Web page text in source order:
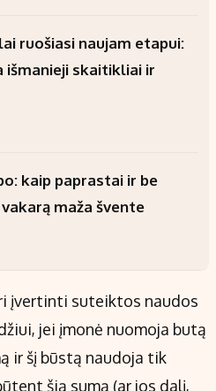
ruošiasi naujam etapui:
išmanieji skaitikliai ir
kaip paprastai ir be
maža švente
įvertinti suteiktos naudos
jei įmonė nuomoja butą
ir šį būstą naudoja tik
šią sumą (ar jos dalį,